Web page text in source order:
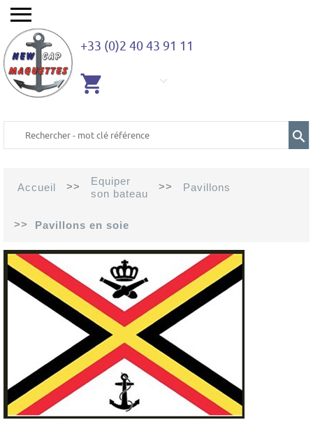
+33 (0)2 40 43 91 11
Accueil >>
Equiper
son bateau
>> Pavillons
>> Pavillons en soie